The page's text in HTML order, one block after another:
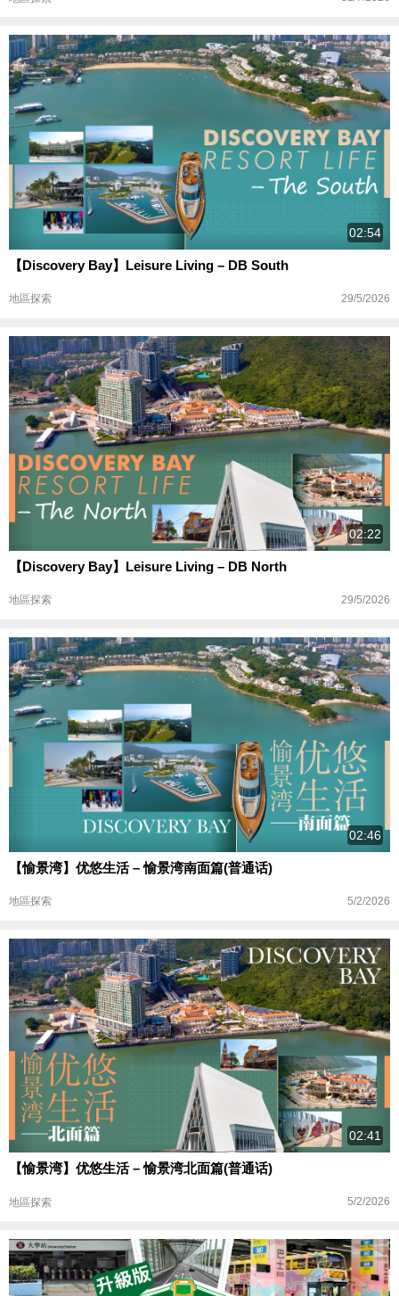
02:54
【Discovery Bay】Leisure Living – DB South
地區探索 29/5/2026
02:22
【Discovery Bay】Leisure Living – DB North
地區探索 29/5/2026
02:46
【愉景湾】优悠生活 – 愉景湾南面篇(普通话)
地區探索 5/2/2026
02:41
【愉景湾】优悠生活 – 愉景湾北面篇(普通话)
地區探索 5/2/2026